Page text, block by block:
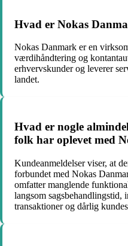
Hvad er Nokas
Nokas Danmark er en
værdihåndtering og
erhvervskunder og leverer
landet.
Hvad er nogle
folk har oplevet med
Kundeanmeldelser viser, at
forbundet med Nokas
omfatter manglende
langsom sagsbehandlingstid,
transaktioner og dårlig